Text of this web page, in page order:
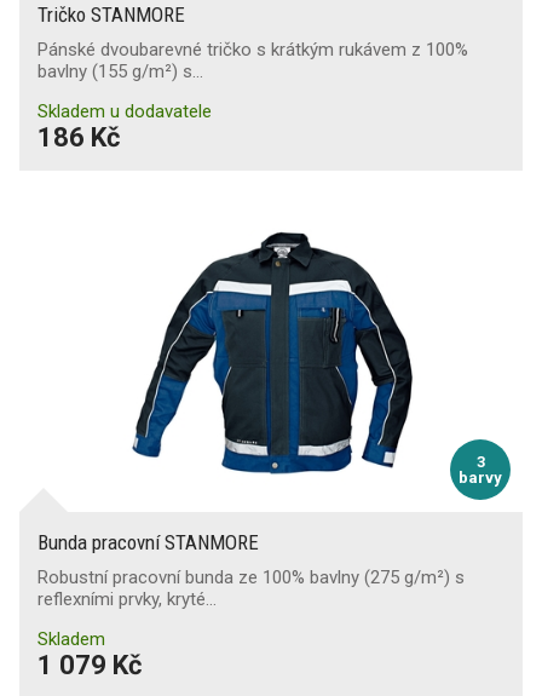
Tričko STANMORE
Pánské dvoubarevné tričko s krátkým rukávem z 100%
bavlny (155 g/m²) s…
Skladem u dodavatele
186 Kč
3
barvy
Bunda pracovní STANMORE
Robustní pracovní bunda ze 100% bavlny (275 g/m²) s
reflexními prvky, kryté…
Skladem
1 079 Kč